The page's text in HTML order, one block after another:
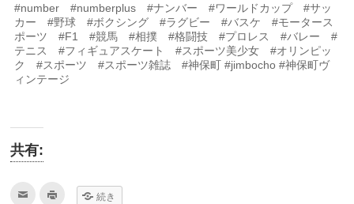
#number #numberplus #ナンバー #ワールドカップ #サッ
カー #野球 #ボクシング #ラグビー #バスケ #モータース
ポーツ #F1 #競馬 #相撲 #格闘技 #プロレス #バレー #
テニス #フィギュアスケート #スポーツ美少女 #オリンピッ
ク #スポーツ #スポーツ雑誌 #神保町 #jimbocho #神保町ヴ
ィンテージ
共有:
続き